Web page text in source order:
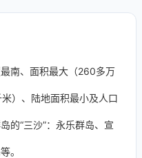
南、面积最大（260多万
）、陆地面积最小及人口
的“三沙”：永乐群岛、宣
。